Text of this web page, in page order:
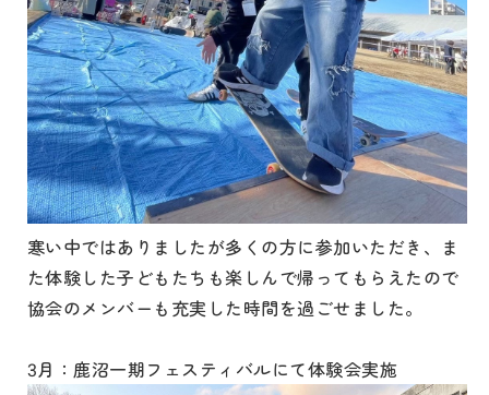
寒い中ではありましたが多くの方に参加いただき、ま
た体験した子どもたちも楽しんで帰ってもらえたので
協会のメンバーも充実した時間を過ごせました。
3月：鹿沼一期フェスティバルにて体験会実施